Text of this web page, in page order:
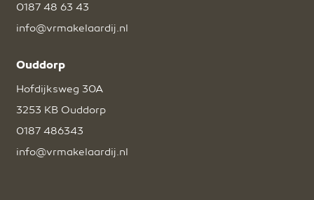
0187 48 63 43
info@vrmakelaardij.nl
Ouddorp
Hofdijksweg 30A
3253 KB Ouddorp
0187 486343
info@vrmakelaardij.nl